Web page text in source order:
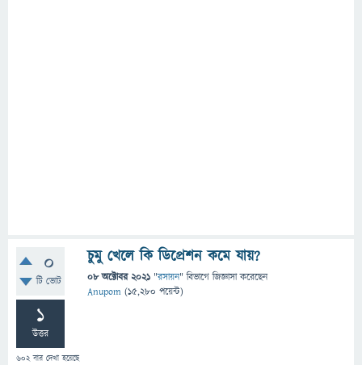
0
টি ভোট
1
উত্তর
602বার দেখা হয়েছে
চুমু খেলে কি ডিপ্রেশন কমে যায়?
08 অক্টোবর 2021 "রসায়ন" বিভাগে জিজ্ঞাসাকরেছেন
Anupom (15,280 পয়েন্ট)